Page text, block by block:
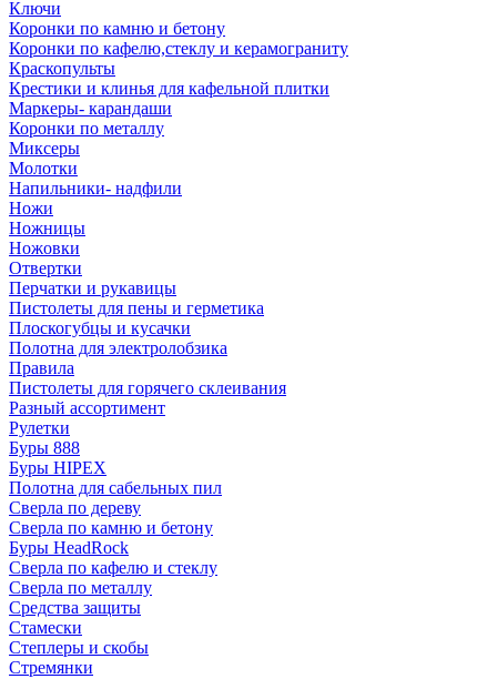
Ключи
Коронки по камню и бетону
Коронки по кафелю,стеклу и керамограниту
Краскопульты
Крестики и клинья для кафельной плитки
Маркеры- карандаши
Коронки по металлу
Миксеры
Молотки
Напильники- надфили
Ножи
Ножницы
Ножовки
Отвертки
Перчатки и рукавицы
Пистолеты для пены и герметика
Плоскогубцы и кусачки
Полотна для электролобзика
Правила
Пистолеты для горячего склеивания
Разный ассортимент
Рулетки
Буры 888
Буры HIPEX
Полотна для сабельных пил
Сверла по дереву
Сверла по камню и бетону
Буры HeadRock
Сверла по кафелю и стеклу
Сверла по металлу
Средства защиты
Стамески
Степлеры и скобы
Стремянки